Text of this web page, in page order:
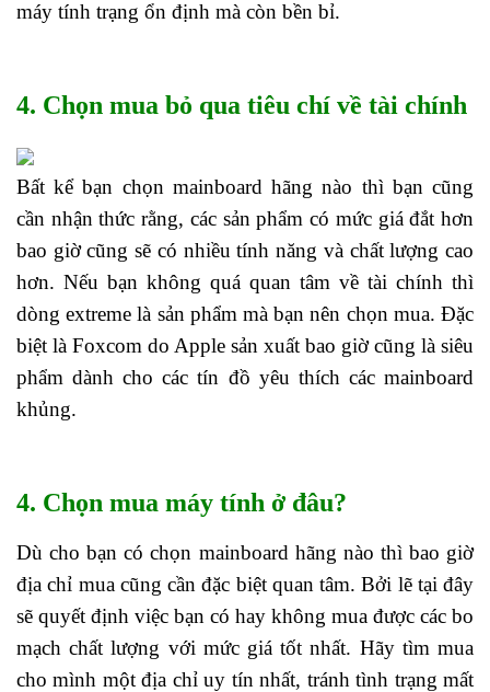
máy tính trạng ổn định mà còn bền bỉ.
4. Chọn mua bỏ qua tiêu chí về tài chính
Bất kể bạn chọn mainboard hãng nào thì bạn cũng
cần nhận thức rằng, các sản phẩm có mức giá đắt hơn
bao giờ cũng sẽ có nhiều tính năng và chất lượng cao
hơn. Nếu bạn không quá quan tâm về tài chính thì
dòng extreme là sản phẩm mà bạn nên chọn mua. Đặc
biệt là Foxcom do Apple sản xuất bao giờ cũng là siêu
phẩm dành cho các tín đồ yêu thích các mainboard
khủng.
4. Chọn mua máy tính ở đâu?
Dù cho bạn có chọn mainboard hãng nào thì bao giờ
địa chỉ mua cũng cần đặc biệt quan tâm. Bởi lẽ tại đây
sẽ quyết định việc bạn có hay không mua được các bo
mạch chất lượng với mức giá tốt nhất. Hãy tìm mua
cho mình một địa chỉ uy tín nhất, tránh tình trạng mất